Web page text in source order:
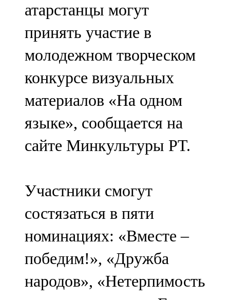
106,2 FM
Минзәлә
107,3 FM
Мөслим
100,0 FM
Нурлат
104,7 FM
71,42 FM
Сарман
107,8 FM
Теләче
106,1 FM
атарстанцы могут
принять участие в
молодежном творческом
конкурсе визуальных
материалов «На одном
языке», сообщается на
сайте Минкультуры РТ.
Участники смогут
состязаться в пяти
номинациях: «Вместе –
победим!», «Дружба
народов», «Нетерпимость